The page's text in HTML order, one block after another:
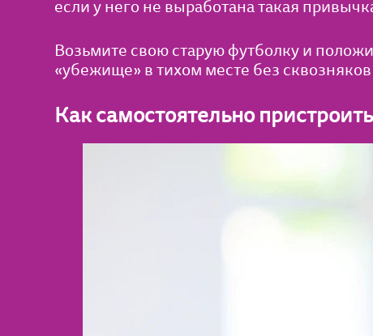
если у него не выработана такая
Возьмите свою старую футболку и
«убежище» в тихом месте без
Как самостоятельно